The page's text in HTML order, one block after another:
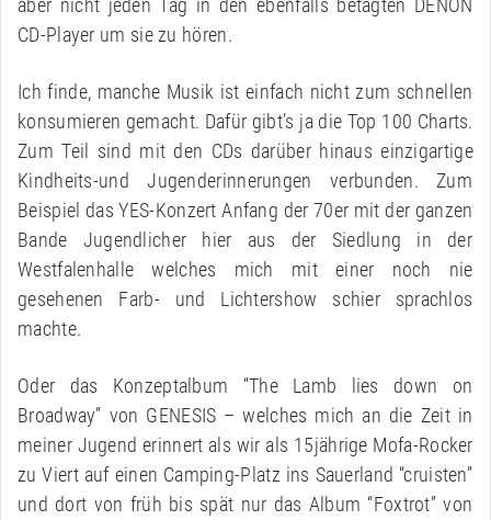
aber nicht jeden Tag in den ebenfalls betagten DENON
CD-Player um sie zu hören.
Ich finde, manche Musik ist einfach nicht zum schnellen
konsumieren gemacht. Dafür gibt’s ja die Top 100 Charts.
Zum Teil sind mit den CDs darüber hinaus einzigartige
Kindheits-und Jugenderinnerungen verbunden. Zum
Beispiel das YES-Konzert Anfang der 70er mit der ganzen
Bande Jugendlicher hier aus der Siedlung in der
Westfalenhalle welches mich mit einer noch nie
gesehenen Farb- und Lichtershow schier sprachlos
machte.
Oder das Konzeptalbum “The Lamb lies down on
Broadway” von GENESIS – welches mich an die Zeit in
meiner Jugend erinnert als wir als 15jährige Mofa-Rocker
zu Viert auf einen Camping-Platz ins Sauerland “cruisten”
und dort von früh bis spät nur das Album “Foxtrot” von